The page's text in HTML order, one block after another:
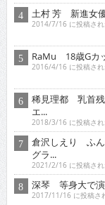
土村 芳 新進女
2014/7/16 に投稿され
RaMu 18歳Gカ
2016/4/16 に投稿され
稀見理都 乳首
エ...
2018/3/16 に投稿され
倉沢しえり ふん
グラ...
2021/2/16 に投稿され
深琴 等身大で演
2017/11/16 に投稿さ